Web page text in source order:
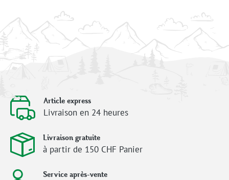
Article express
Livraison en 24 heures
Livraison gratuite
à partir de 150 CHF Panier
Service après-vente